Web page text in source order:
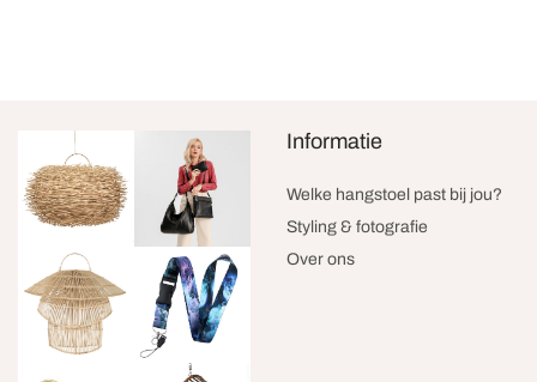
Informatie
Welke hangstoel past bij jou?
Styling & fotografie
Over ons